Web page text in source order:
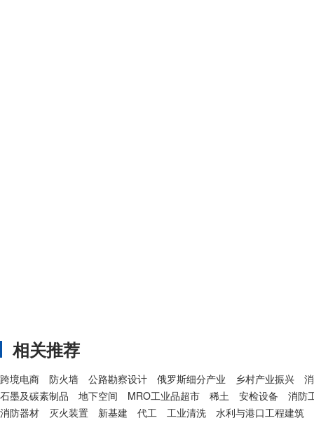
相关推荐
跨境电商 防火墙 公路勘察设计 俄罗斯细分产业 乡村产业振兴
石墨及碳素制品
地下空间 MRO工业品超市 稀土 安检设备
消防
消防器材
灭火装置 新基建 代工 工业清洗
水利与港口工程建筑